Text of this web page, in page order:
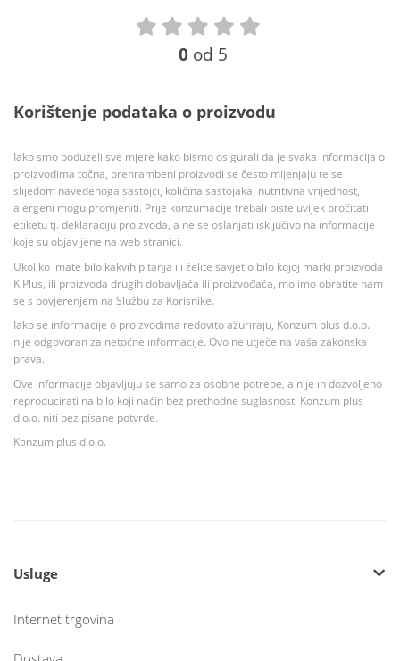
0 od 5
Korištenje podataka o proizvodu
Iako smo poduzeli sve mjere kako bismo osigurali da je svaka informacija o
proizvodima točna, prehrambeni proizvodi se često mijenjaju te se
slijedom navedenoga sastojci, količina sastojaka, nutritivna vrijednost,
alergeni mogu promjeniti. Prije konzumacije trebali biste uvijek pročitati
etiketu tj. deklaraciju proizvoda, a ne se oslanjati isključivo na informacije
koje su objavljene na web stranici.
Ukoliko imate bilo kakvih pitanja ili želite savjet o bilo kojoj marki proizvoda
K Plus, ili proizvoda drugih dobavljača ili proizvođača, molimo obratite nam
se s povjerenjem na Službu za Korisnike.
Iako se informacije o proizvodima redovito ažuriraju, Konzum plus d.o.o.
nije odgovoran za netočne informacije. Ovo ne utječe na vaša zakonska
prava.
Ove informacije objavljuju se samo za osobne potrebe, a nije ih dozvoljeno
reproducirati na bilo koji način bez prethodne suglasnosti Konzum plus
d.o.o. niti bez pisane potvrde.
Konzum plus d.o.o.
Usluge
Internet trgovina